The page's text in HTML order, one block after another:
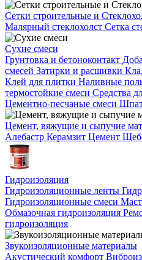
Сетки строительные и
Малярный стеклохолст Сетка
Сухие смеси
Грунтовка и бетоноконтакт
смесей Затирки и расшивки
Клей для плитки Наливные
термостойкие смеси Средства
Цементно-песчаные смеси
Цемент, вяжущие и сыпучие
Алебастр Керамзит Цемент
Гидроизоляция
Гидроизоляционные ленты
Гидроизоляционные смеси
Обмазочная гидроизоляция
гидроизоляция
Звукоизоляционные материалы
Акустический комфорт